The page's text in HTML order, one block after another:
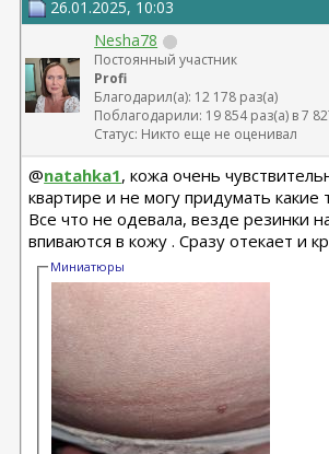
26.01.2025, 10:03
Nesha78
Постоянный участник
Profi
Благодарил(а): 12 178 раз(а)
Поблагодарили: 19 854 раз(а) в 7
Статус: Никто еще не оценивал
@natahka1, кожа очень
квартире и не могу придумать какие
Все что не одевала, везде резинки
впиваются в кожу . Сразу отекает и
Миниатюры